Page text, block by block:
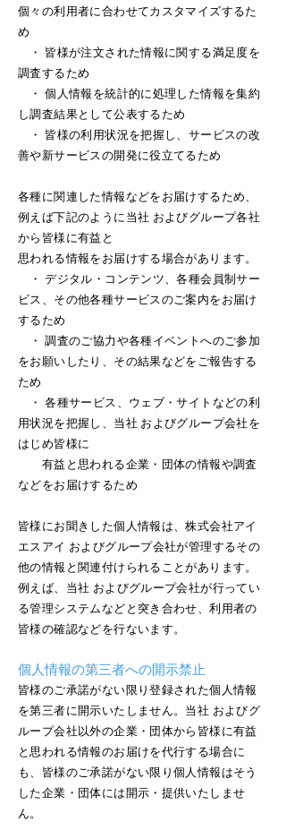
個々の利用者に合わせてカスタマイズするた
め
・ 皆様が注文された情報に関する満足度を
調査するため
・ 個人情報を統計的に処理した情報を集約
し調査結果として公表するため
・ 皆様の利用状況を把握し、サービスの改
善や新サービスの開発に役立てるため
各種に関連した情報などをお届けするため、
例えば下記のように当社 およびグループ各社
から皆様に有益と
思われる情報をお届けする場合があります。
・ デジタル・コンテンツ、各種会員制サー
ビス、その他各種サービスのご案内をお届け
するため
・ 調査のご協力や各種イベントへのご参加
をお願いしたり、その結果などをご報告する
ため
・ 各種サービス、ウェブ・サイトなどの利
用状況を把握し、当社 およびグループ会社を
はじめ皆様に
有益と思われる企業・団体の情報や調査
などをお届けするため
皆様にお聞きした個人情報は、株式会社アイ
エスアイ およびグループ会社が管理するその
他の情報と関連付けられることがあります。
例えば、当社 およびグループ会社が行ってい
る管理システムなどと突き合わせ、利用者の
皆様の確認などを行ないます。
個人情報の第三者への開示禁止
皆様のご承諾がない限り登録された個人情報
を第三者に開示いたしません。当社 およびグ
ループ会社以外の企業・団体から皆様に有益
と思われる情報のお届けを代行する場合に
も、皆様のご承諾がない限り個人情報はそう
した企業・団体には開示・提供いたしませ
ん。